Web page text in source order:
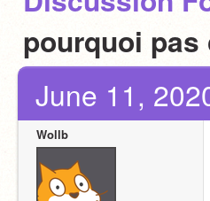
pourquoi
June 11,
Wollb